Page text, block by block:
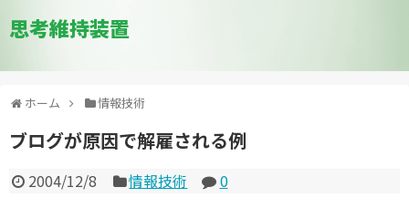
思考維持装置
ホーム 情報技術
ブログが原因で解雇される例
2004/12/8 情報技術
0